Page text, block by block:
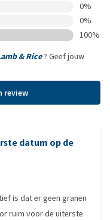
0%
0%
100%
& Rice? Geef jouw
review
datum op de
is dat er geen granen
ruim voor de uiterste